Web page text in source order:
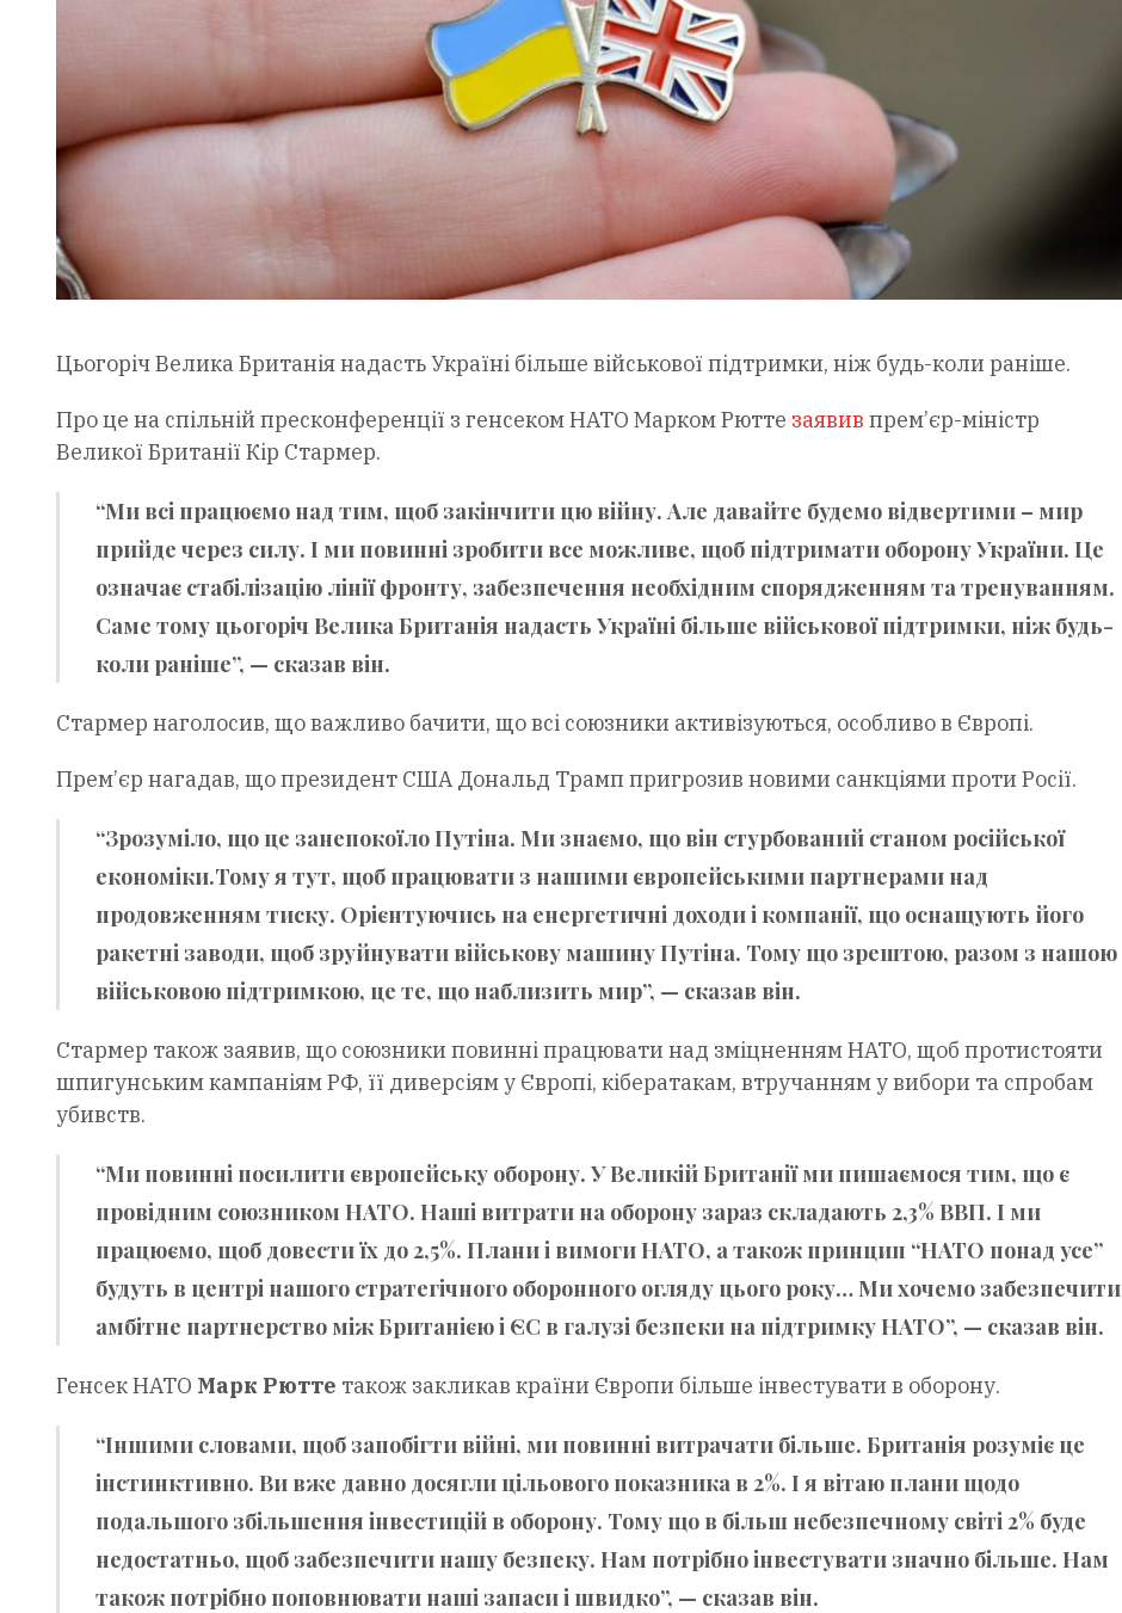
Цьогоріч Велика Британія надасть Україні більше військової підтримки, ніж будь-коли раніше.
Про це на спільній пресконференції з генсеком НАТО Марком Рютте заявив прем’єр-міністр
Великої Британії Кір Стармер.
“Ми всі працюємо над тим, щоб закінчити цю війну. Але давайте будемо відвертими – мир
прийде через силу. І ми повинні зробити все можливе, щоб підтримати оборону України. Це
означає стабілізацію лінії фронту, забезпечення необхідним спорядженням та тренуванням.
Саме тому цьогоріч Велика Британія надасть Україні більше військової підтримки, ніж будь-
коли раніше”, — сказав він.
Стармер наголосив, що важливо бачити, що всі союзники активізуються, особливо в Європі.
Прем’єр нагадав, що президент США Дональд Трамп пригрозив новими санкціями проти Росії.
“Зрозуміло, що це занепокоїло Путіна. Ми знаємо, що він стурбований станом російської
економіки.Тому я тут, щоб працювати з нашими європейськими партнерами над
продовженням тиску. Орієнтуючись на енергетичні доходи і компанії, що оснащують його
ракетні заводи, щоб зруйнувати військову машину Путіна. Тому що зрештою, разом з нашою
військовою підтримкою, це те, що наблизить мир”, — сказав він.
Стармер також заявив, що союзники повинні працювати над зміцненням НАТО, щоб протистояти
шпигунським кампаніям РФ, її диверсіям у Європі, кібератакам, втручанням у вибори та спробам
убивств.
“Ми повинні посилити європейську оборону. У Великій Британії ми пишаємося тим, що є
провідним союзником НАТО. Наші витрати на оборону зараз складають 2,3% ВВП. І ми
працюємо, щоб довести їх до 2,5%. Плани і вимоги НАТО, а також принцип “НАТО понад усе”
будуть в центрі нашого стратегічного оборонного огляду цього року… Ми хочемо забезпечити
амбітне партнерство між Британією і ЄС в галузі безпеки на підтримку НАТО”, — сказав він.
Генсек НАТО Марк Рютте також закликав країни Європи більше інвестувати в оборону.
“Іншими словами, щоб запобігти війні, ми повинні витрачати більше. Британія розуміє це
інстинктивно. Ви вже давно досягли цільового показника в 2%. І я вітаю плани щодо
подальшого збільшення інвестицій в оборону. Тому що в більш небезпечному світі 2% буде
недостатньо, щоб забезпечити нашу безпеку. Нам потрібно інвестувати значно більше. Нам
також потрібно поповнювати наші запаси і швидко”, — сказав він.